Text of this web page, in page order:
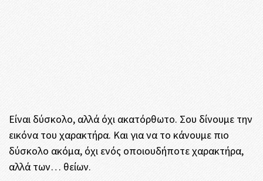
Είναι δύσκολο, αλλά όχι ακατόρθωτο. Σου δίνουμε την
εικόνα του χαρακτήρα. Και για να το κάνουμε πιο
δύσκολο ακόμα, όχι ενός οποιουδήποτε χαρακτήρα,
αλλά των… θείων.